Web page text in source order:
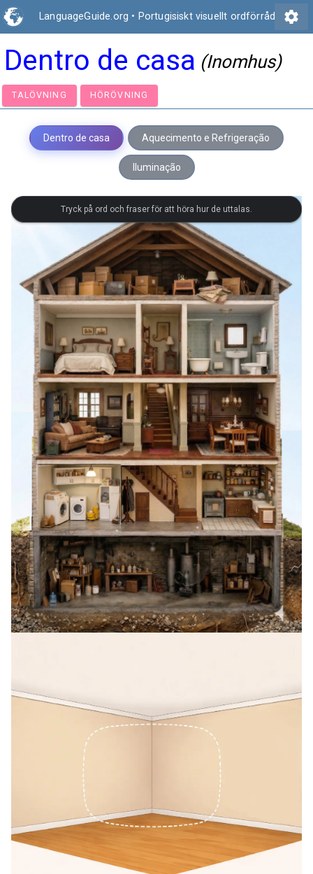
LanguageGuide.org • Portugisiskt visuellt ordförråd settings
Dentro de casa (Inomhus)
TALÖVNING HÖRÖVNING
Dentro de casa Aquecimento e Refrigeração
Iluminação
Tryck på ord och fraser för att höra hur de uttalas.